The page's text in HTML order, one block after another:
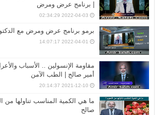
| برنامج عرض ومرض
2022-04-03 02:34:29
برمو برنامج عرض ومرض مع
2022-04-01 14:07:17
مقاومة الإنسولين .. الأسباب
أمير صالح | الطب الآمن
2021-12-10 20:14:37
ما هي الكمية المناسب تناولها من
صالح